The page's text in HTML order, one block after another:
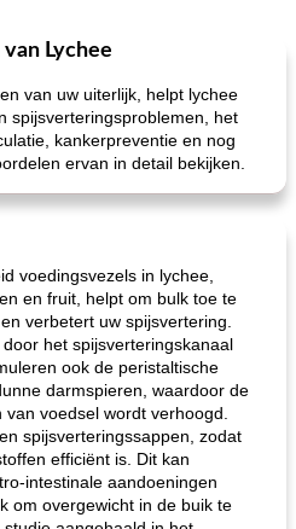
Lychee
van uw uiterlijk, helpt lychee
spijsverteringsproblemen, het
kankerpreventie en nog
ervan in detail bekijken.
voedingsvezels in lychee,
en fruit, helpt om bulk toe te
verbetert uw spijsvertering.
het spijsverteringskanaal
ook de peristaltische
darmspieren, waardoor de
voedsel wordt verhoogd.
spijsverteringssappen, zodat
efficiënt is. Dit kan
intestinale aandoeningen
om overgewicht in de buik te